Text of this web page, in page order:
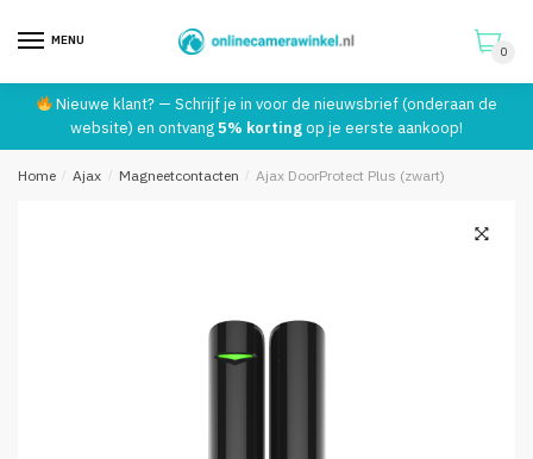
navigation
content
MENU
0
Nieuwe klant? — Schrijf je in voor de nieuwsbrief (onderaan de
website) en ontvang5% kortingop je eerste aankoop!
Home / Ajax / Magneetcontacten / Ajax DoorProtect Plus (zwart)
Telefoonnummer: *
Verstuur